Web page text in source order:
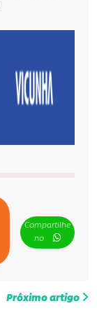
Compartilhe
no
Próximo artigo